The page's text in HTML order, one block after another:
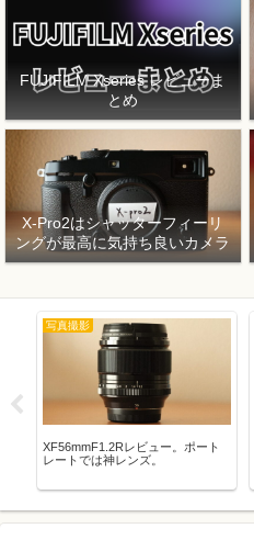
FUJIFILM Xseries レビューま
とめ
X-Pro2はシャッターフィーリ
ングが最高に気持ち良いカメラ
写真撮影
XF56mmF1.2Rレビュー。ポート
レートでは神レンズ。